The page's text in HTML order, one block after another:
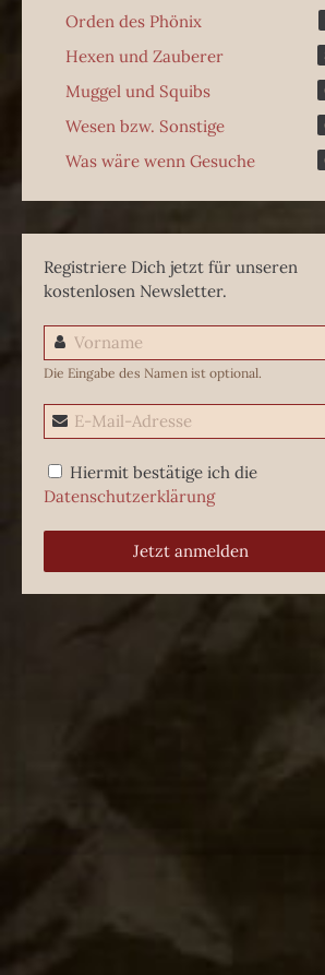
Orden des Phönix
Hexen und Zauberer
Muggel und Squibs
Wesen bzw. Sonstige
Was wäre wenn Gesuche
Registriere Dich jetzt für unseren
kostenlosen Newsletter.
Die Eingabe des Namen ist optional.
Hiermit bestätige ich die
Datenschutzerklärung
Jetzt anmelden